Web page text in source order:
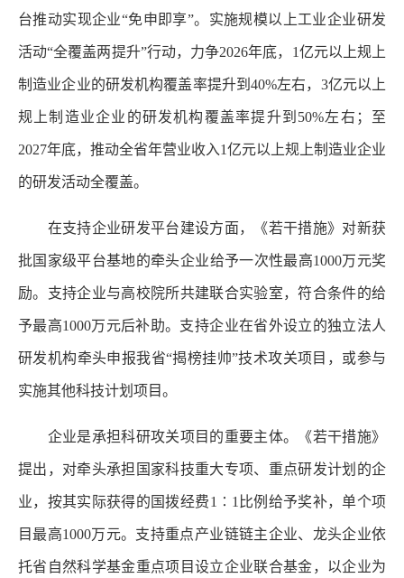
台推动实现企业“免申即享”。实施规模以上工业企业研发
活动“全覆盖两提升”行动，力争2026年底，1亿元以上规上
制造业企业的研发机构覆盖率提升到40%左右，3亿元以上
规上制造业企业的研发机构覆盖率提升到50%左右；至
2027年底，推动全省年营业收入1亿元以上规上制造业企业
的研发活动全覆盖。
在支持企业研发平台建设方面，《若干措施》对新获
批国家级平台基地的牵头企业给予一次性最高1000万元奖
励。支持企业与高校院所共建联合实验室，符合条件的给
予最高1000万元后补助。支持企业在省外设立的独立法人
研发机构牵头申报我省“揭榜挂帅”技术攻关项目，或参与
实施其他科技计划项目。
企业是承担科研攻关项目的重要主体。《若干措施》
提出，对牵头承担国家科技重大专项、重点研发计划的企
业，按其实际获得的国拨经费1∶1比例给予奖补，单个项
目最高1000万元。支持重点产业链链主企业、龙头企业依
托省自然科学基金重点项目设立企业联合基金，以企业为